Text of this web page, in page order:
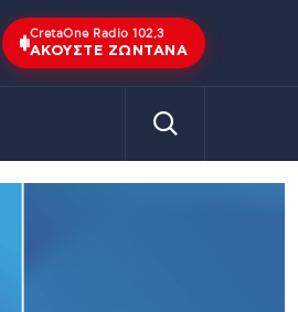
CretaOne Radio 102,3
ΑΚΟΎΣΤΕ ΖΩΝΤΑΝΆ